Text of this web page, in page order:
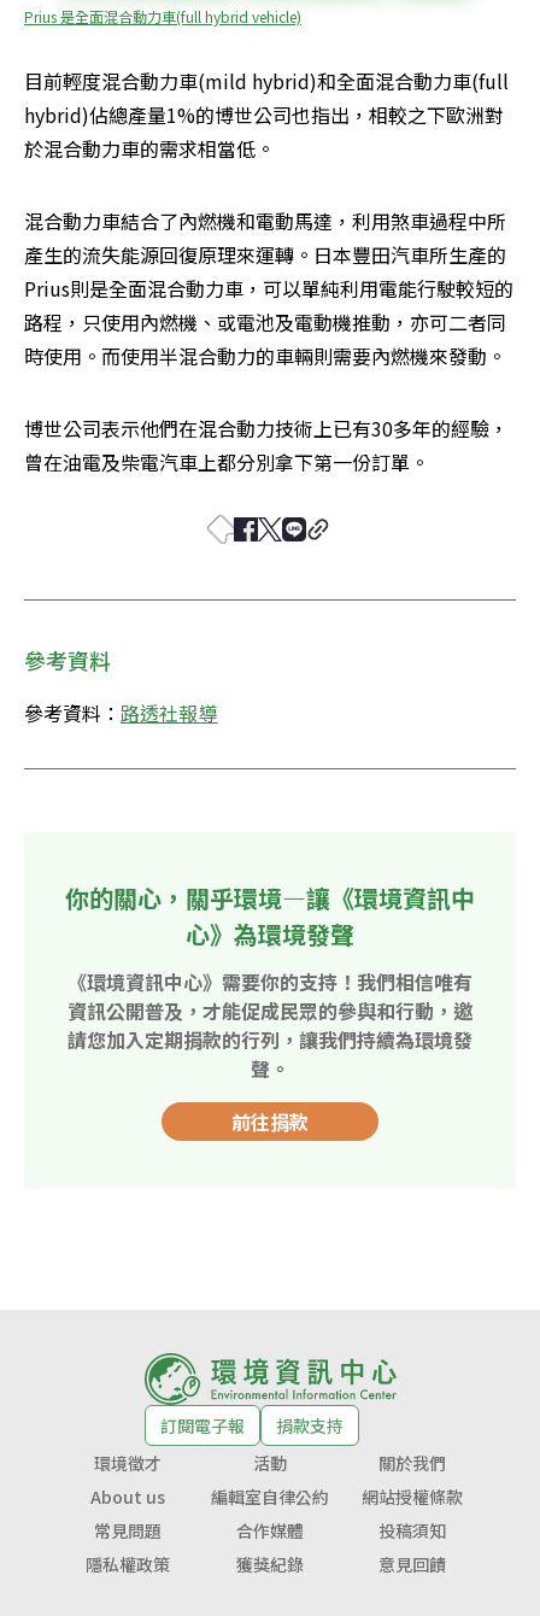
Prius 是全面混合動力車(full hybrid vehicle)
目前輕度混合動力車(mild hybrid)和全面混合動力車(full
hybrid)佔總產量1%的博世公司也指出，相較之下歐洲對
於混合動力車的需求相當低。
混合動力車結合了內燃機和電動馬達，利用煞車過程中所
產生的流失能源回復原理來運轉。日本豐田汽車所生產的
Prius則是全面混合動力車，可以單純利用電能行駛較短的
路程，只使用內燃機、或電池及電動機推動，亦可二者同
時使用。而使用半混合動力的車輛則需要內燃機來發動。
博世公司表示他們在混合動力技術上已有30多年的經驗，
曾在油電及柴電汽車上都分別拿下第一份訂單。
參考資料
參考資料： 路透社報導
你的關心，關乎環境—讓《環境資訊中
心》為環境發聲
《環境資訊中心》需要你的支持！我們相信唯有
資訊公開普及，才能促成民眾的參與和行動，邀
請您加入定期捐款的行列，讓我們持續為環境發
聲。
前往捐款
訂閱電子報
捐款支持
環境徵才
活動
關於我們
About us
編輯室自律公約
網站授權條款
常見問題
合作媒體
投稿須知
隱私權政策
獲獎紀錄 意見回饋